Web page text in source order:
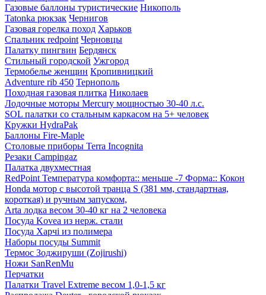
Газовые баллоны туристические Никополь
Tatonka рюкзак Чернигов
Газовая горелка поход Харьков
Спальник redpoint Черновцы
Палатку пингвин Бердянск
Стильный городской Ужгород
Термобелье женщин Кропивницкий
Adventure rib 450 Тернополь
Походная газовая плитка Николаев
Лодочные моторы Mercury мощностью 30-40 л.с.
SOL палатки со стальным каркасом на 5+ человек
Кружки HydraPak
Баллоны Fire-Maple
Столовые приборы Terra Incognita
Резаки Campingaz
Палатка двухместная
RedPoint Температура комфорта:: меньше -7 Форма:: Кокон
Honda мотор с высотой транца S (381 мм, стандартная,
короткая) и ручным запуском,
Arta лодка весом 30-40 кг на 2 человека
Посуда Kovea из нерж. стали
Посуда Харчі из полимера
Наборы посуды Summit
Термос Зоджируши (Zojirushi)
Ножи SanRenMu
Перчатки
Палатки Travel Extreme весом 1,0-1,5 кг